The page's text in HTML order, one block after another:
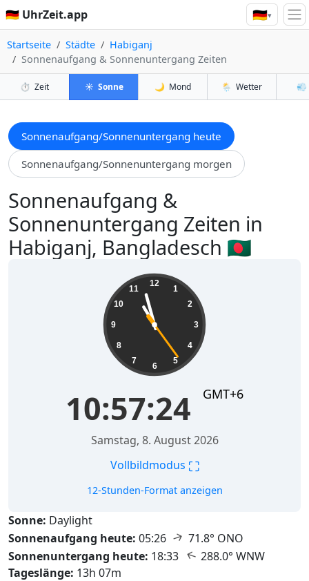
🇩🇪 UhrZeit.app 🇩🇪▾
Startseite Städte
Habiganj
Sonnenaufgang & Sonnenuntergang Zeiten
⏱️ Zeit ☀️ Sonne 🌙 Mond 🌦️ Wetter 💨
Sonnenaufgang/Sonnenuntergang heute
Sonnenaufgang/Sonnenuntergang morgen
Sonnenaufgang &
Sonnenuntergang Zeiten in
Habiganj, Bangladesch 🇧🇩
12
1
2
3
4
5
6
7
8
9
10
11
10:57:26 GMT+6
Samstag, 8. August 2026
Vollbildmodus ⛶
12-Stunden-Format anzeigen
Sonne: Daylight
Sonnenaufgang heute: 05:26 ↑ 71.8° ONO
Sonnenuntergang heute: 18:33 ↑ 288.0° WNW
Tageslänge: 13h 07m